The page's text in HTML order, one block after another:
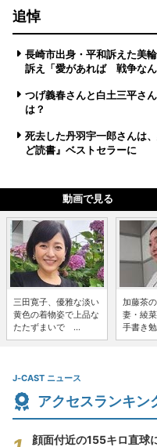
追悼
長崎市出身・平和訴えた美
訴え「愛があれば 戦争なん
つげ義春さんと白土三平さ
は？
死去した丹羽宇一郎さんは
ど読書』ベストセラーに
動画で見る
三田寛子、優雅な淡い
黄色の着物姿で上品な
たたずまいで ...
加藤茶
妻・綾
手書き
J-CAST ニュース
アクセスランキン
顔面付近の155キロ直球